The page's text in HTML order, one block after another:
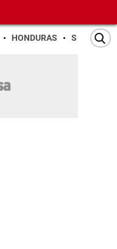
HONDURAS SAN PEDRO